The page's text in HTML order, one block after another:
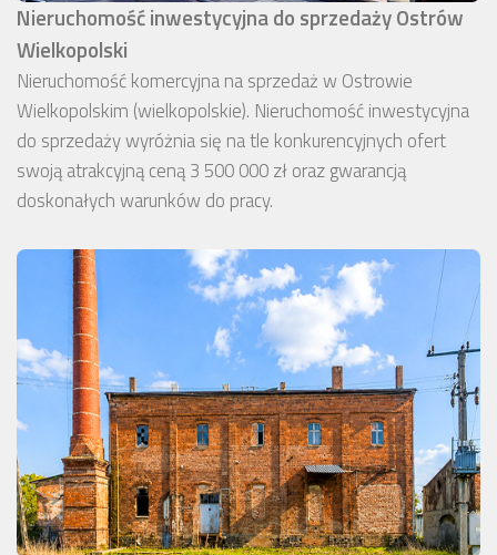
Nieruchomość inwestycyjna do sprzedaży Ostrów
Wielkopolski
Nieruchomość komercyjna na sprzedaż w Ostrowie
Wielkopolskim (wielkopolskie). Nieruchomość inwestycyjna
do sprzedaży wyróżnia się na tle konkurencyjnych ofert
swoją atrakcyjną ceną 3 500 000 zł oraz gwarancją
doskonałych warunków do pracy.